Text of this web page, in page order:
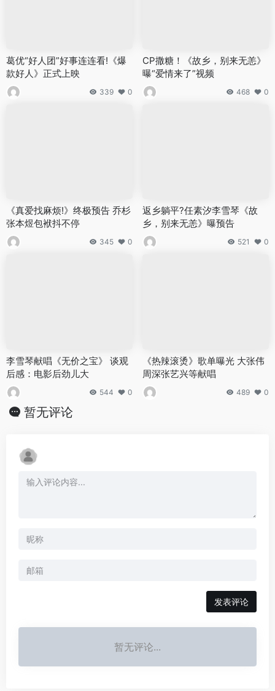
葛优“好人团”好事连连看!《爆
款好人》正式上映
339 0
CP撒糖！《故乡，别来无恙》
曝“爱情来了”视频
468 0
《真爱找麻烦!》终极预告 乔杉
张本煜包袱抖不停
345 0
返乡躺平?任素汐李雪琴《故
乡，别来无恙》曝预告
521 0
李雪琴献唱《无价之宝》 谈观
后感：电影后劲儿大
544 0
《热辣滚烫》歌单曝光 大张伟
周深张艺兴等献唱
489 0
暂无评论
发表评论
暂无评论...